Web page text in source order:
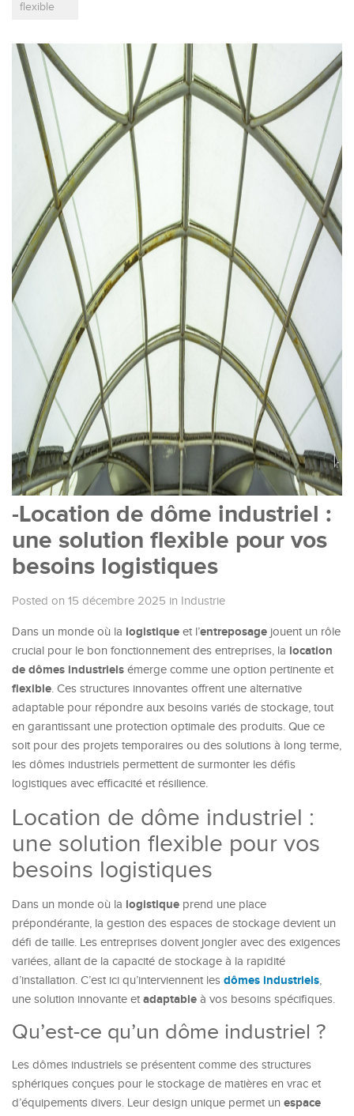
flexible
-Location de dôme industriel :
une solution flexible pour vos
besoins logistiques
Posted on 15 décembre 2025 in Industrie
Dans un monde où la logistique et l’entreposage jouent un rôle
crucial pour le bon fonctionnement des entreprises, la location
de dômes industriels émerge comme une option pertinente et
flexible. Ces structures innovantes offrent une alternative
adaptable pour répondre aux besoins variés de stockage, tout
en garantissant une protection optimale des produits. Que ce
soit pour des projets temporaires ou des solutions à long terme,
les dômes industriels permettent de surmonter les défis
logistiques avec efficacité et résilience.
Location de dôme industriel :
une solution flexible pour vos
besoins logistiques
Dans un monde où la logistique prend une place
prépondérante, la gestion des espaces de stockage devient un
défi de taille. Les entreprises doivent jongler avec des exigences
variées, allant de la capacité de stockage à la rapidité
d’installation. C’est ici qu’interviennent les dômes industriels,
une solution innovante et adaptable à vos besoins spécifiques.
Qu’est-ce qu’un dôme industriel ?
Les dômes industriels se présentent comme des structures
sphériques conçues pour le stockage de matières en vrac et
d’équipements divers. Leur design unique permet un espace